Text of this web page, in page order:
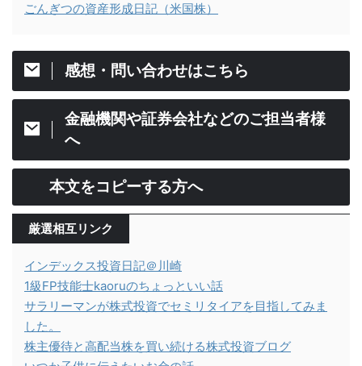
ごんぎつの資産形成日記（米国株）
感想・問い合わせはこちら
金融機関や証券会社などのご担当者様
へ
本文をコピーする方へ
厳選相互リンク
インデックス投資日記＠川崎
1級FP技能士kaoruのちょっといい話
サラリーマンが株式投資でセミリタイアを目指してみま
した。
株主優待と高配当株を買い続ける株式投資ブログ